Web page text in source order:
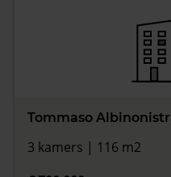
Tommaso
3 kamers | 116 m2